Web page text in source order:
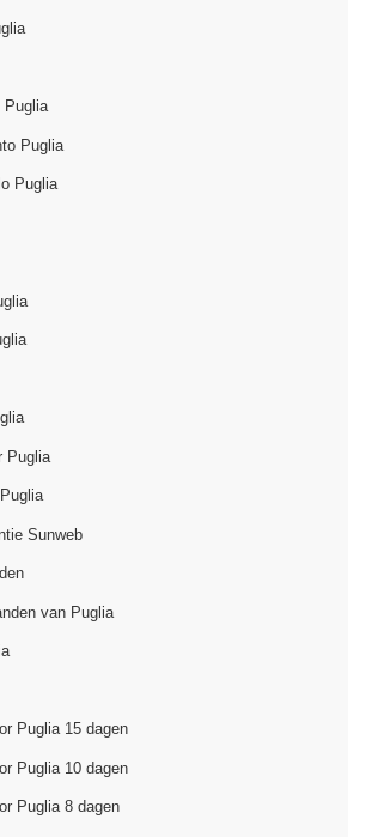
Puglia
Puglia
Puglia
Puglia
Sunweb
van Puglia
Puglia 15 dagen
Puglia 10 dagen
Puglia 8 dagen